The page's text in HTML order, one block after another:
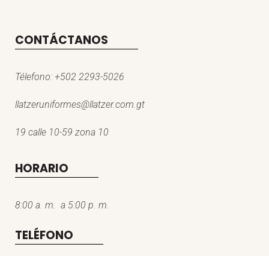
CONTÁCTANOS
Télefono: +502 2293-5026
llatzeruniformes@llatzer.com.gt
19 calle 10-59 zona 10
HORARIO
8:00 a. m. a 5:00 p. m.
TELÉFONO